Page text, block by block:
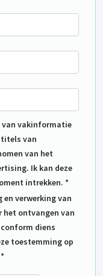
van vakinformatie
titels van
van het
Ik kan deze
intrekken. *
en verwerking van
het ontvangen van
diens
toestemming op